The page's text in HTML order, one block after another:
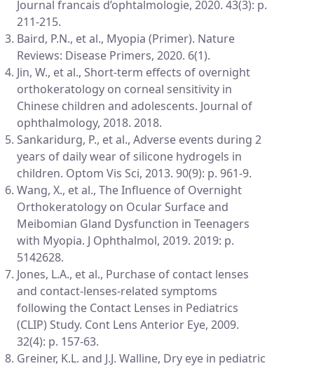
Journal francais d’ophtalmologie, 2020. 43(3): p.
211-215.
Baird, P.N., et al., Myopia (Primer). Nature
Reviews: Disease Primers, 2020. 6(1).
Jin, W., et al., Short-term effects of overnight
orthokeratology on corneal sensitivity in
Chinese children and adolescents. Journal of
ophthalmology, 2018. 2018.
Sankaridurg, P., et al., Adverse events during 2
years of daily wear of silicone hydrogels in
children. Optom Vis Sci, 2013. 90(9): p. 961-9.
Wang, X., et al., The Influence of Overnight
Orthokeratology on Ocular Surface and
Meibomian Gland Dysfunction in Teenagers
with Myopia. J Ophthalmol, 2019. 2019: p.
5142628.
Jones, L.A., et al., Purchase of contact lenses
and contact-lenses-related symptoms
following the Contact Lenses in Pediatrics
(CLIP) Study. Cont Lens Anterior Eye, 2009.
32(4): p. 157-63.
Greiner, K.L. and J.J. Walline, Dry eye in pediatric